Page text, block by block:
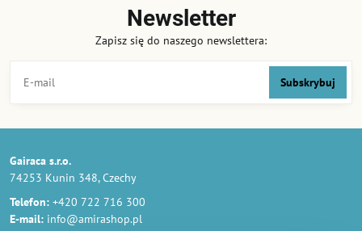
Newsletter
Zapisz się do naszego newslettera:
Subskrybuj
Gairaca s.r.o.
74253 Kunin 348, Czechy
Telefon: +420 722 716 300
E-mail: info@amirashop.pl